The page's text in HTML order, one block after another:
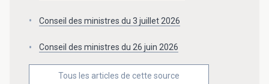
Conseil des ministres du 3 juillet 2026
Conseil des ministres du 26 juin 2026
Tous les articles de cette source